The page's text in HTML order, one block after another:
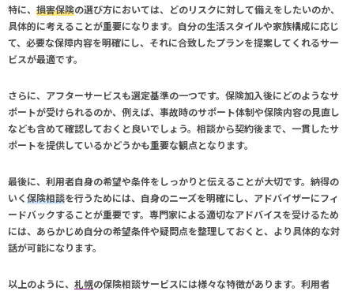
特に、 損害保険の選び方においては、どのリスクに対して備えをしたいのか、
具体的に考えることが重要になります。自分の生活スタイルや家族構成に応じ
て、必要な保障内容を明確にし、それに合致したプランを提案してくれるサー
ビスが最適です。
さらに、アフターサービスも選定基準の一つです。保険加入後にどのようなサ
ポートが受けられるのか、例えば、事故時のサポート体制や保険内容の見直し
なども含めて確認しておくと良いでしょう。相談から契約後まで、一貫したサ
ポートを提供しているかどうかも重要な観点となります。
最後に、利用者自身の希望や条件をしっかりと伝えることが大切です。納得の
いく保険相談を行うためには、自身のニーズを明確にし、アドバイザーにフィ
ードバックすることが重要です。専門家による適切なアドバイスを受けるため
には、あらかじめ自分の希望条件や疑問点を整理しておくと、より具体的な対
話が可能になります。
以上のように、 札幌の保険相談サービスには様々な特徴があります。利用者